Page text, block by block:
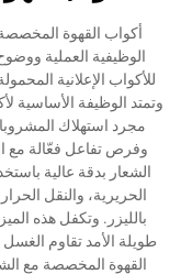
أكواب القهوة
الوظيفية العملية
للأكواب الإعلانية
وتمتد الوظيفة الأساسية
مجرد استهلاك
وفرص تفاعل فعّالة مع
الشعار بدقة عالية
الحريرية، والنقل
بالليزر. وتكفل هذه
طويلة الأمد تقاوم
القهوة المخصصة مع